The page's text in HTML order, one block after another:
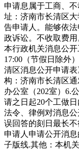
申请息属于工商、
址：济南市长清区
告申请人。能够依
政诉讼。不收取费
本行政机关消息公
17:00（节假日除外
清区消息公开申请
构：济南市长清区
办公室（202室）6.
请之日起20个工做
法令、律例对消息
误回答的刻日最长不
申请人申请公开消
子版线.其他：本机